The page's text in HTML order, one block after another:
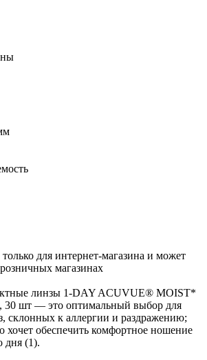
для интернет-магазина и может
магазинах
линзы 1-DAY ACUVUE® MOIST*
шт — это оптимальный выбор для
склонных к аллергии и раздражению;
хочет обеспечить комфортное ношение
дня (1).